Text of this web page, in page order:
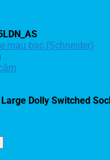
màu bạc (Schneider)
Dolly Switched